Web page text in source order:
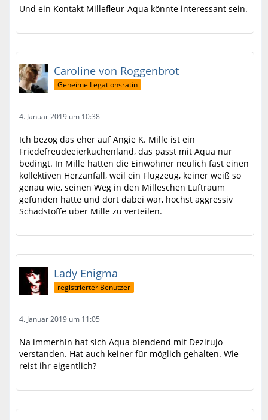
Und ein Kontakt Millefleur-Aqua könnte interessant sein.
Caroline von Roggenbrot
Geheime Legationsrätin
4. Januar 2019 um 10:38
Ich bezog das eher auf Angie K. Mille ist ein
Friedefreudeeierkuchenland, das passt mit Aqua nur
bedingt. In Mille hatten die Einwohner neulich fast einen
kollektiven Herzanfall, weil ein Flugzeug, keiner weiß so
genau wie, seinen Weg in den Milleschen Luftraum
gefunden hatte und dort dabei war, höchst aggressiv
Schadstoffe über Mille zu verteilen.
Lady Enigma
registrierter Benutzer
4. Januar 2019 um 11:05
Na immerhin hat sich Aqua blendend mit Dezirujo
verstanden. Hat auch keiner für möglich gehalten. Wie
reist ihr eigentlich?